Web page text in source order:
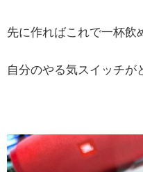
先に作ればこれで一杯飲
自分のやる気スイッチが